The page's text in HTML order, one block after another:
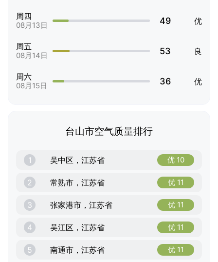
周四
08月13日 49 优
周五
08月14日 53 良
周六
08月15日 36 优
台山市空气质量排行
1 吴中区，江苏省 优 10
2 常熟市，江苏省 优 11
3 张家港市，江苏省 优 11
4 吴江区，江苏省 优 11
5 南通市，江苏省 优 11